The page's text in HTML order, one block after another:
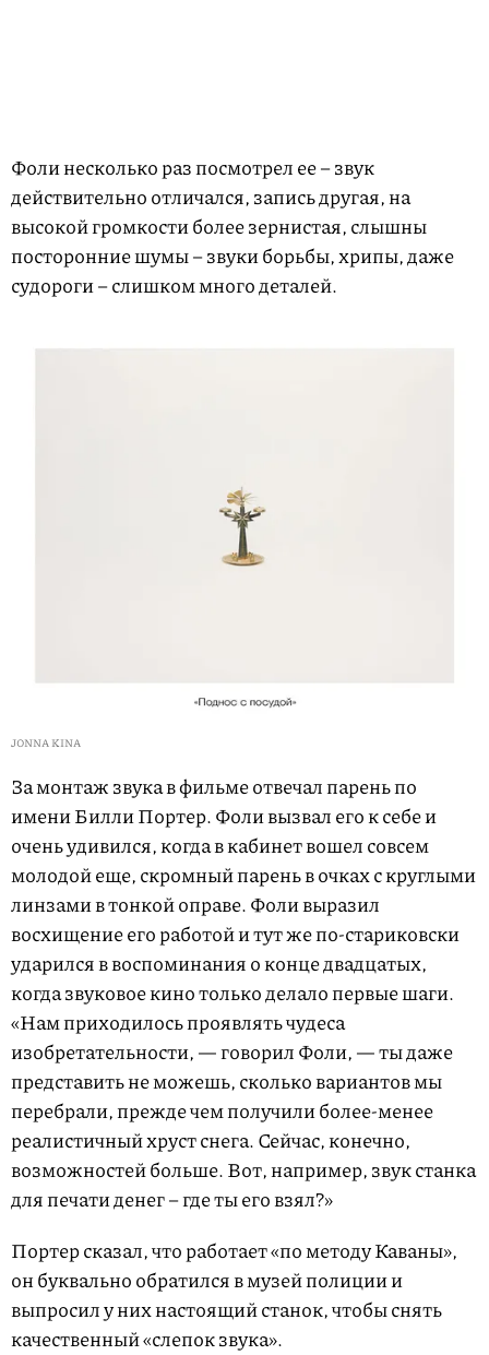
Фоли несколько раз посмотрел ее – звук
действительно отличался, запись другая, на
высокой громкости более зернистая, слышны
посторонние шумы – звуки борьбы, хрипы, даже
судороги – слишком много деталей.
JONNA KINA
За монтаж звука в фильме отвечал парень по
имени Билли Портер. Фоли вызвал его к себе и
очень удивился, когда в кабинет вошел совсем
молодой еще, скромный парень в очках с круглыми
линзами в тонкой оправе. Фоли выразил
восхищение его работой и тут же по-стариковски
ударился в воспоминания о конце двадцатых,
когда звуковое кино только делало первые шаги.
«Нам приходилось проявлять чудеса
изобретательности, — говорил Фоли, — ты даже
представить не можешь, сколько вариантов мы
перебрали, прежде чем получили более-менее
реалистичный хруст снега. Сейчас, конечно,
возможностей больше. Вот, например, звук станка
для печати денег – где ты его взял?»
Портер сказал, что работает «по методу Каваны»,
он буквально обратился в музей полиции и
выпросил у них настоящий станок, чтобы снять
качественный «слепок звука».